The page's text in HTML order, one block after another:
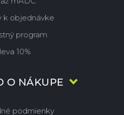
k objednávke
program
10%
O NÁKUPE
podmienky